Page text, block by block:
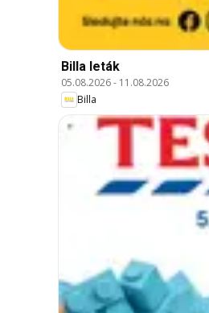
Billa leták
05.08.2026- 11.08.2026
Billa